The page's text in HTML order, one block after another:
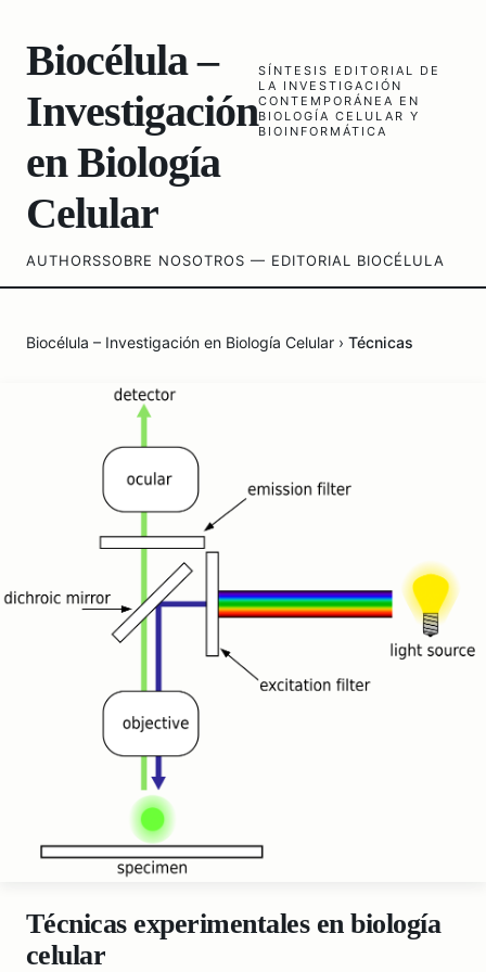
Biocélula –
Investigación
en Biología
Celular
SÍNTESIS EDITORIAL DE
LA INVESTIGACIÓN
CONTEMPORÁNEA EN
BIOLOGÍA CELULAR Y
BIOINFORMÁTICA
AUTHORSSOBRE NOSOTROS — EDITORIAL BIOCÉLULA
Biocélula – Investigación en Biología Celular › Técnicas
Técnicas experimentales en biología
celular